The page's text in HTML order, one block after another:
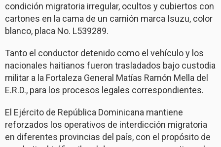
condición migratoria irregular, ocultos y cubiertos con
cartones en la cama de un camión marca Isuzu, color
blanco, placa No. L539289.
Tanto el conductor detenido como el vehículo y los
nacionales haitianos fueron trasladados bajo custodia
militar a la Fortaleza General Matías Ramón Mella del
E.R.D., para los procesos legales correspondientes.
El Ejército de República Dominicana mantiene
reforzados los operativos de interdicción migratoria
en diferentes provincias del país, con el propósito de